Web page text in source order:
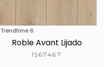
Trendtime 6
Roble Avant Lijado
1567467